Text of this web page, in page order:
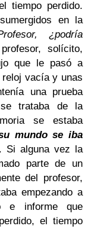
tiempo perdido.
en la
¿podría
solícito,
que le pasó a
vacía y unas
una prueba
trataba de la
se estaba
mundo se iba
. Si alguna vez la
parte de un
del profesor,
empezando a
e informe que
el tiempo